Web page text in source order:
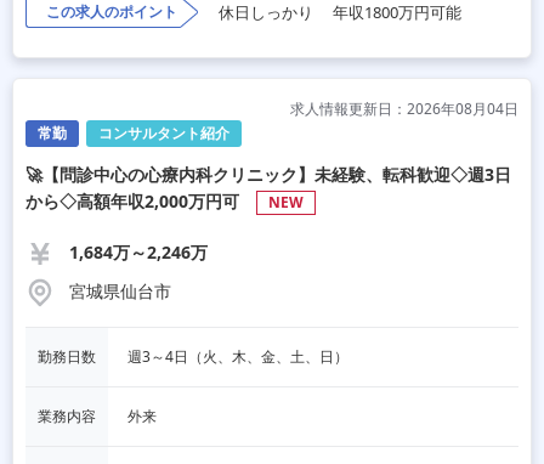
この求人のポイント 休日しっかり 年収1800万円可能
常勤 コンサルタント紹介
求人情報更新日：2026年08月04日
🚀【問診中心の心療内科クリニック】未経験、転科歓迎◇週3日
から◇高額年収2,000万円可
NEW
1,684万～2,246万
宮城県仙台市
勤務日数 週3～4日（火、木、金、土、日）
業務内容 外来